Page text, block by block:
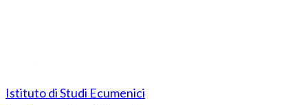
Istituto di Studi Ecumenici